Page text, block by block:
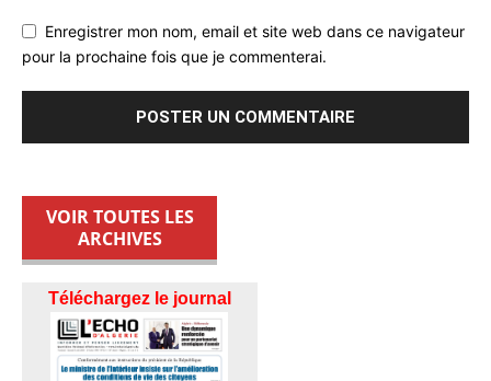
Enregistrer mon nom, email et site web dans ce navigateur
pour la prochaine fois que je commenterai.
VOIR TOUTES LES
ARCHIVES